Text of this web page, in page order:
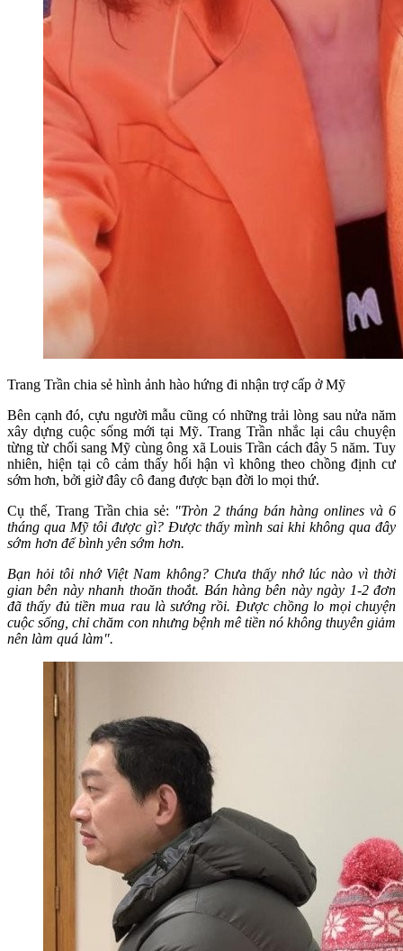
Trang Trần chia sẻ hình ảnh hào hứng đi nhận trợ cấp ở Mỹ
Bên cạnh đó, cựu người mẫu cũng có những trải lòng sau nửa năm
xây dựng cuộc sống mới tại Mỹ. Trang Trần nhắc lại câu chuyện
từng từ chối sang Mỹ cùng ông xã Louis Trần cách đây 5 năm. Tuy
nhiên, hiện tại cô cảm thấy hối hận vì không theo chồng định cư
sớm hơn, bởi giờ đây cô đang được bạn đời lo mọi thứ.
Cụ thể, Trang Trần chia sẻ: "Tròn 2 tháng bán hàng onlines và 6
tháng qua Mỹ tôi được gì? Được thấy mình sai khi không qua đây
sớm hơn để bình yên sớm hơn.
Bạn hỏi tôi nhớ Việt Nam không? Chưa thấy nhớ lúc nào vì thời
gian bên này nhanh thoăn thoắt. Bán hàng bên này ngày 1-2 đơn
đã thấy đủ tiền mua rau là sướng rồi. Được chồng lo mọi chuyện
cuộc sống, chỉ chăm con nhưng bệnh mê tiền nó không thuyên giảm
nên làm quá làm".